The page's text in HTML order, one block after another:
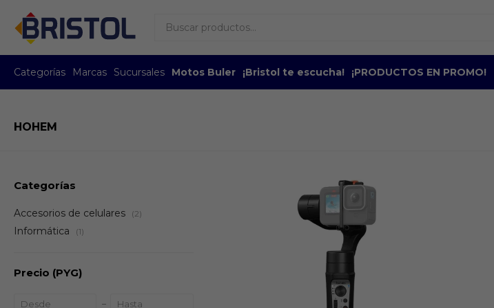
Categorías Marcas Sucursales Motos Buler ¡Bristol te escucha! ¡PRODUCTOS EN PROMO!
HOHEM
Categorías
Accesorios de celulares (2)
Informática (1)
Precio (PYG)